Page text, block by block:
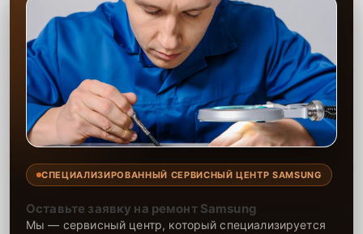
СПЕЦИАЛИЗИРОВАННЫЙ СЕРВИСНЫЙ ЦЕНТР SAMSUNG
Оставьте заявку на ремонт Samsung
Мы — сервисный центр, который специализируется